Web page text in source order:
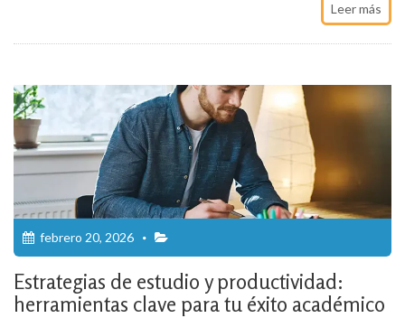
Leer más
febrero 20, 2026
Estrategias de estudio y productividad:
herramientas clave para tu éxito académico